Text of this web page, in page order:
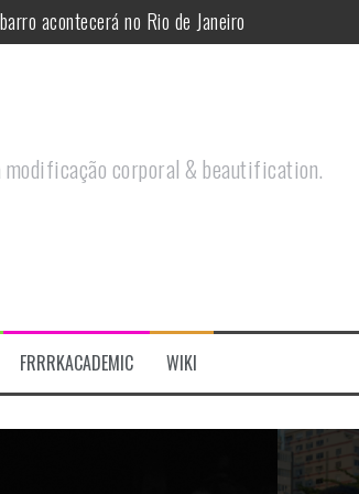
online
anarquia em encontro online
duas ações que estão a ocorrer
no Chile
acontecerá no Rio de Janeiro
corporal & beautification.
FRRRKACADEMIC WIKI